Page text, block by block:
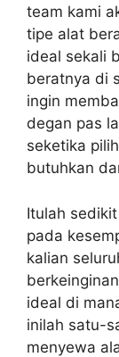
team kami
tipe alat
ideal sekali
beratnya di
ingin
degan pas
seketika
butuhkan
Itulah
pada
kalian
ideal di
inilah satu-
menyewa